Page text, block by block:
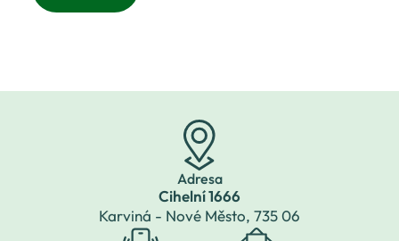
Adresa
Cihelní 1666
Karviná - Nové Město, 735 06